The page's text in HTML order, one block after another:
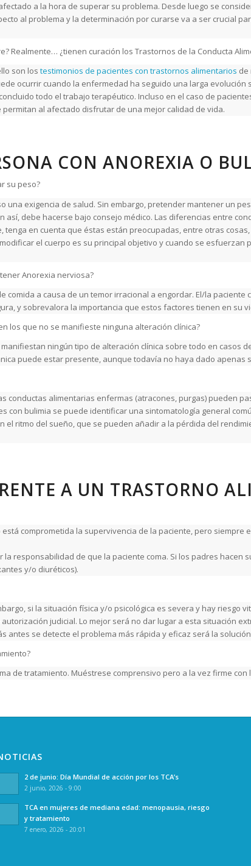
a la hora de superar su problema. Desde luego se
al problema y la determinación por curarse va a ser crucial
Realmente… ¿tienen curación los Trastornos de la Conducta
son los testimonios de pacientes con trastornos alimentarios de
ocurrir cuando la enfermedad ha seguido una larga
todo el trabajo terapéutico. Incluso en el caso de
al afectado disfrutar de una mejor calidad de vida.
CON ANOREXIA O
su peso?
una exigencia de salud. Sin embargo, pretender mantener un
debe hacerse bajo consejo médico. Las diferencias entre
en cuenta que éstas están preocupadas, entre otras
el cuerpo es su principal objetivo y cuando se esfuerzan
Anorexia nerviosa?
a causa de un temor irracional a engordar. El/la
y sobrevalora la importancia que estos factores tienen en su
los que no se manifieste ninguna alteración clínica?
ningún tipo de alteración clínica sobre todo en casos
puede estar presente, aunque todavía no haya dado apenas
conductas alimentarias enfermas (atracones, purgas) pueden
con bulimia se puede identificar una sintomatología general
ritmo del sueño, que se pueden añadir a la pérdida del
A UN TRASTORNO
comprometida la supervivencia de la paciente, pero siempre
responsabilidad de que la paciente coma. Si los padres hacen
y/o diuréticos).
si la situación física y/o psicológica es severa y hay riesgo
judicial. Lo mejor será no dar lugar a esta situación
se detecte el problema más rápida y eficaz será la
de tratamiento. Muéstrese comprensivo pero a la vez firme
2 de junio: Día Mundial de acción por los TCA’s
2 junio, 2026 - 9:00
TCA en mujeres de mediana edad: menopausia, riesgo
y tratamiento
7 enero, 2026 - 20:01